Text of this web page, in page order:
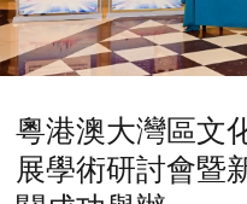
粵港澳大灣區文
展學術研討會暨